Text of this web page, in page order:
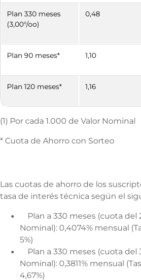
Plan 330 meses
(3,00°/oo)
0,48
Plan 90 meses* 1,10
Plan 120 meses* 1,16
(1) Por cada 1.000 de Valor Nominal
* Cuota de Ahorro con Sorteo
Las cuotas de ahorro de los
tasa de interés técnica según el
Plan a 330 meses (cuota del
Nominal): 0,4074% mensual
5%)
Plan a 330 meses (cuota del
Nominal): 0,3811% mensual
4,67%)